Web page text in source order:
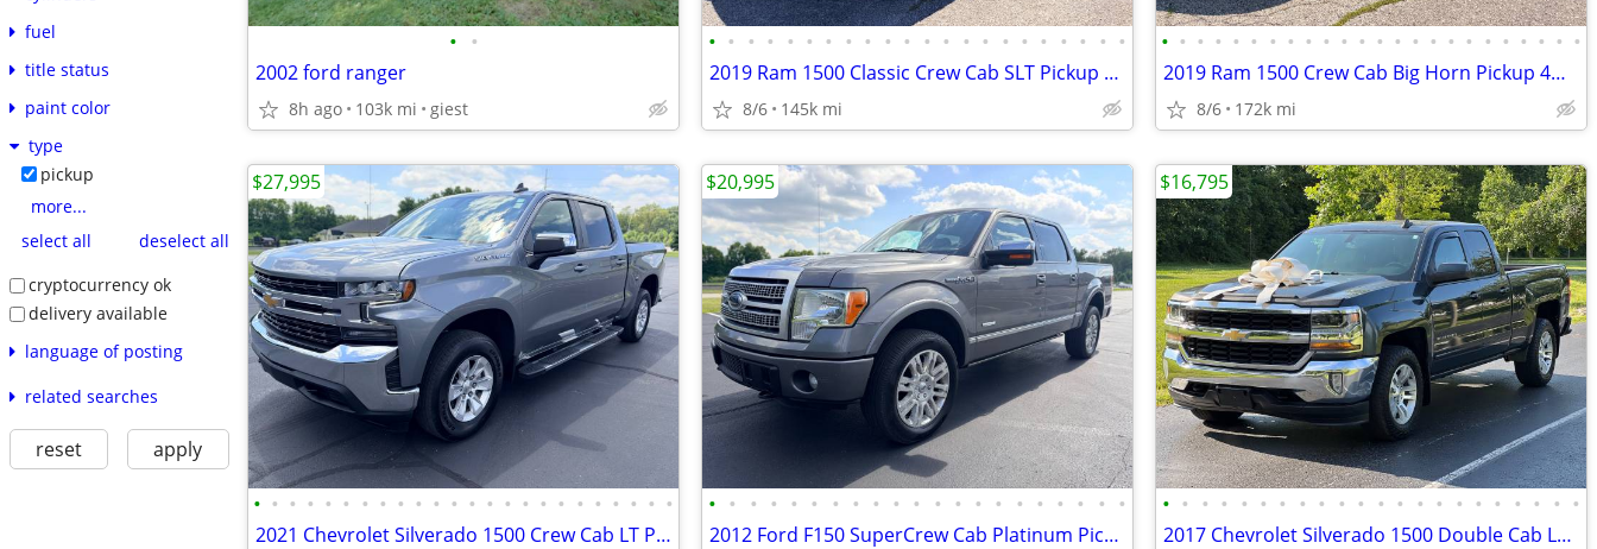
fuel
title status
paint color
type
pickup
more...
select all
deselect all
cryptocurrency ok
delivery available
language of posting
related searches
reset apply
• •
2002 ford ranger
8h ago 103k mi giest
• • • • • • • • • • • • • • • • • • • • • •
2019 Ram 1500 Classic Crew Cab SLT Pickup 4D 5 1/2 ft
8/6 145k mi
• • • • • • • • • • • • • • • • • • • • • • • •
2019 Ram 1500 Crew Cab Big Horn Pickup 4D 5 1/2 ft
8/6 172k mi
• • • • • • • • • • • • • • • • • • • • • • • •
2021 Chevrolet Silverado 1500 Crew Cab LT Pickup 4D 5 3/4 ft
$27,995
• • • • • • • • • • • • • • • • • • • • •
2012 Ford F150 SuperCrew Cab Platinum Pickup 4D 5 1/2 ft
$20,995
• • • • • • • • • • • • • • • • • • • • • •
2017 Chevrolet Silverado 1500 Double Cab LT Pickup 4D 6 1/2 ft
$16,795